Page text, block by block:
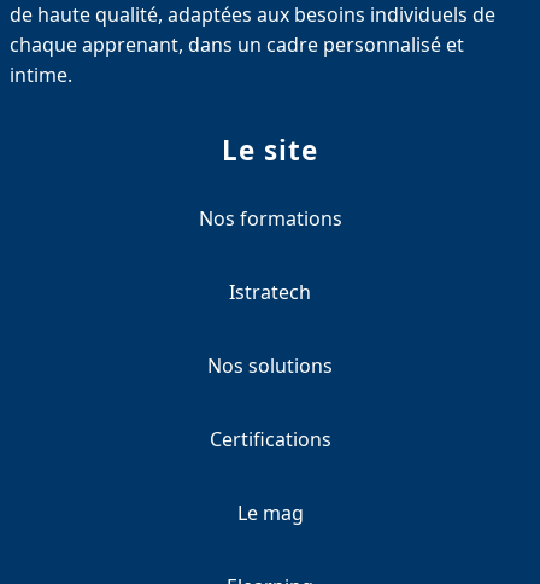
de haute qualité, adaptées aux besoins individuels de
chaque apprenant, dans un cadre personnalisé et
intime.
Le site
Nos formations
Istratech
Nos solutions
Certifications
Le mag